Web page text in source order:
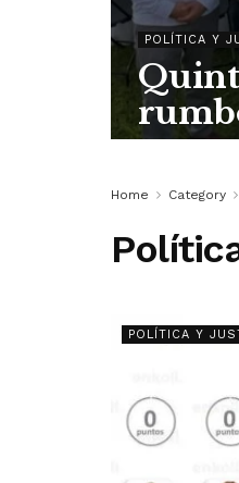
POLÍTICA Y
Home Category
POLÍTICA Y